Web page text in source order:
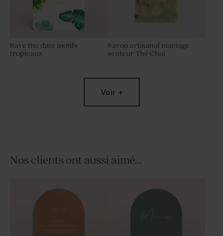
Save the date motifs
tropicaux
Savon artisanal mariage
senteur Thé Chaï
senteur Fraîcheur
Voir +
Nos clients ont aussi aimé...